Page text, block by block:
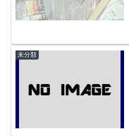
未分類